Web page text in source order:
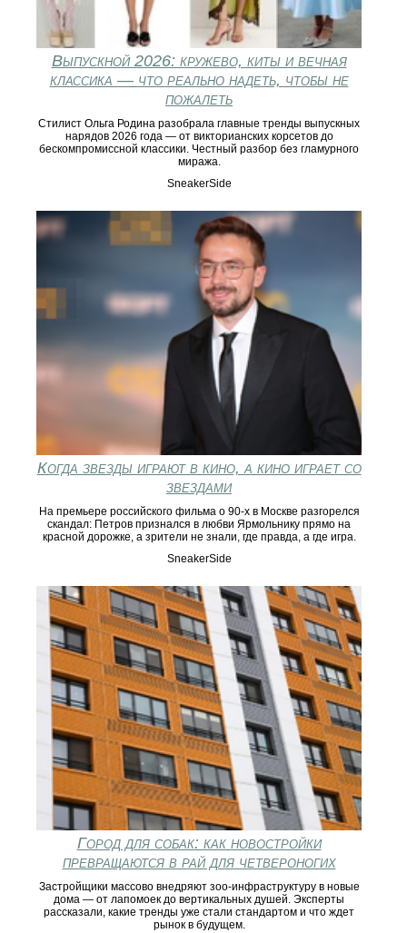
Выпускной 2026: кружево, киты и вечная
классика — что реально надеть, чтобы не
пожалеть
Стилист Ольга Родина разобрала главные тренды выпускных
нарядов 2026 года — от викторианских корсетов до
бескомпромиссной классики. Честный разбор без гламурного
миража.
SneakerSide
Когда звезды играют в кино, а кино играет со
звездами
На премьере российского фильма о 90-х в Москве разгорелся
скандал: Петров признался в любви Ярмольнику прямо на
красной дорожке, а зрители не знали, где правда, а где игра.
SneakerSide
Город для собак: как новостройки
превращаются в рай для четвероногих
Застройщики массово внедряют зоо-инфраструктуру в новые
дома — от лапомоек до вертикальных душей. Эксперты
рассказали, какие тренды уже стали стандартом и что ждет
рынок в будущем.